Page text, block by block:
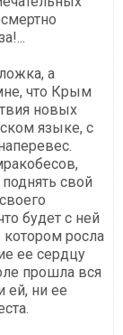
а
что Крым
новых
языке, с
свой
будет с ней
росла
ее сердцу
прошла вся
ей, ни ее